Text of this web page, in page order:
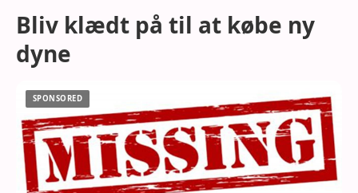
Bliv klædt på til at købe ny
dyne